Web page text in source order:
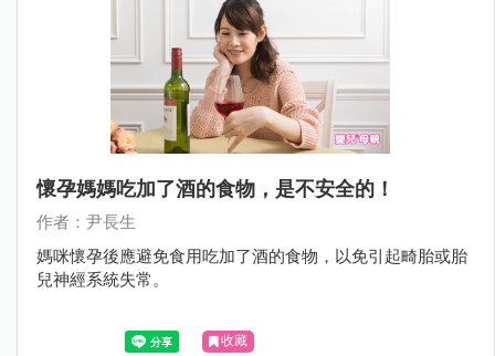
懷孕媽媽吃加了酒的食物，是不安全的！
作者：尹長生
媽咪懷孕後應避免食用吃加了酒的食物，以免引起畸胎或胎
兒神經系統失常。
收藏